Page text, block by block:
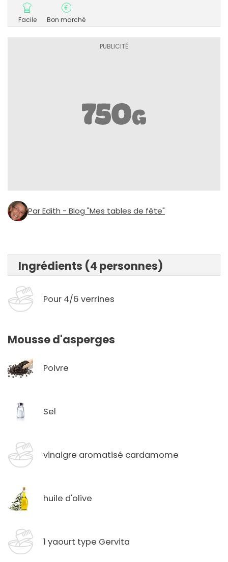
Facile Bon marché
Par Edith - Blog "Mes tables de fête"
Ingrédients (4 personnes)
Pour 4/6 verrines
Mousse d'asperges
Poivre
Sel
vinaigre aromatisé cardamome
huile d'olive
1 yaourt type Gervita